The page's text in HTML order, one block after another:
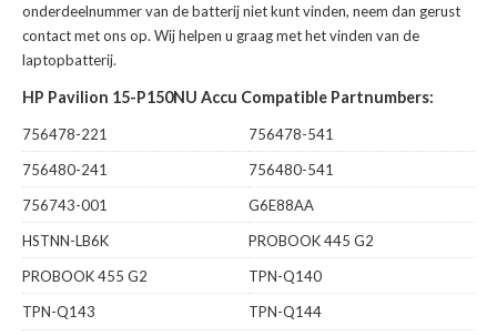
onderdeelnummer van de batterij niet kunt vinden, neem dan gerust
contact met ons op. Wij helpen u graag met het vinden van de
laptopbatterij.
HP Pavilion 15-P150NU Accu Compatible Partnumbers:
756478-221
756478-541
756480-241
756480-541
756743-001
G6E88AA
HSTNN-LB6K
PROBOOK 445 G2
PROBOOK 455 G2
TPN-Q140
TPN-Q143
TPN-Q144